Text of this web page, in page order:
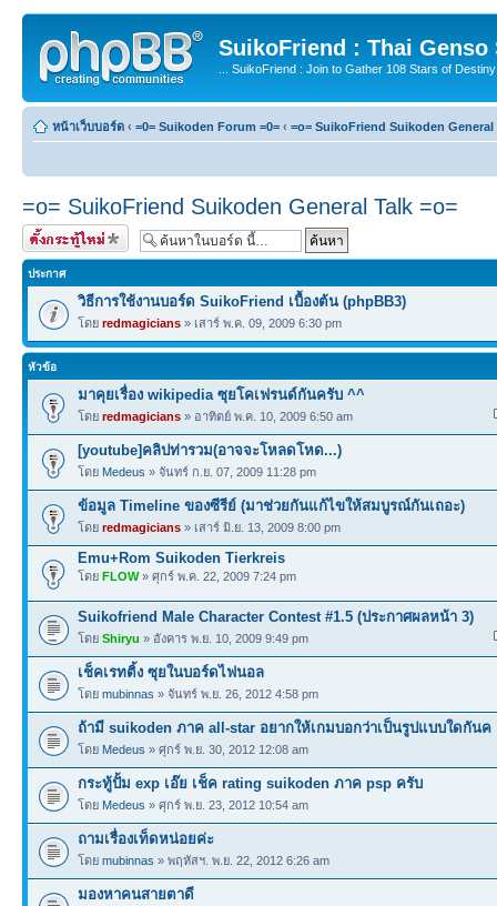
SuikoFriend : Thai Genso
... SuikoFriend : Join to Gather 108 Stars of
หน้าเว็บบอร์ด ‹ =0= Suikoden Forum =0= ‹ =o= SuikoFriend Suikoden General
=o= SuikoFriend Suikoden General Talk =o=
ตั้งกระทู้ใหม่
ประกาศ
วิธีการใช้งานบอร์ด SuikoFriend เบื้องต้น (phpBB3)
โดย redmagicians » เสาร์ พ.ค. 09, 2009 6:30 pm
หัวข้อ
มาคุยเรื่อง wikipedia ซุยโคเฟรนด์กันครับ ^^
โดย redmagicians » อาทิตย์ พ.ค. 10, 2009 6:50 am
[youtube]คลิปท่ารวม(อาจจะโหลดโหด...)
โดย Medeus » จันทร์ ก.ย. 07, 2009 11:28 pm
ข้อมูล Timeline ของซีรีย์ (มาช่วยกันแก้ไขให้สมบูรณ์กันเถอะ)
โดย redmagicians » เสาร์ มิ.ย. 13, 2009 8:00 pm
Emu+Rom Suikoden Tierkreis
โดย FLOW» ศุกร์ พ.ค. 22, 2009 7:24 pm
Suikofriend Male Character Contest #1.5 (ประกาศผลหน้า 3)
โดย Shiryu » อังคาร พ.ย. 10, 2009 9:49 pm
เช็คเรทติ้ง ซุยในบอร์ดไฟนอล
โดย mubinnas » จันทร์ พ.ย. 26, 2012 4:58 pm
ถ้ามี suikoden ภาค all-star อยากให้เกมบอกว่าเป็นรูปแบบใดกันค
โดย Medeus » ศุกร์ พ.ย. 30, 2012 12:08 am
กระทู้ปั้ม exp เอ๊ย เช็ค rating suikoden ภาค psp ครับ
โดย Medeus » ศุกร์ พ.ย. 23, 2012 10:54 am
ถามเรื่องเท็ดหน่อยค่ะ
โดย mubinnas » พฤหัสฯ. พ.ย. 22, 2012 6:26 am
มองหาคนสายตาดี